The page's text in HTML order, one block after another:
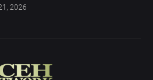
2026